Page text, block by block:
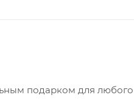
подарком для любого